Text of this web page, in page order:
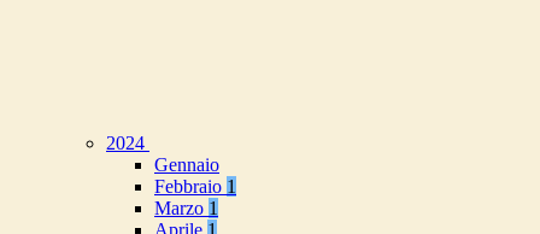
2024
Gennaio
Febbraio 1
Marzo 1